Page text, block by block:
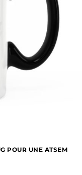
POUR UNE ATSEM